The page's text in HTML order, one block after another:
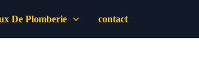
De Plomberie contact